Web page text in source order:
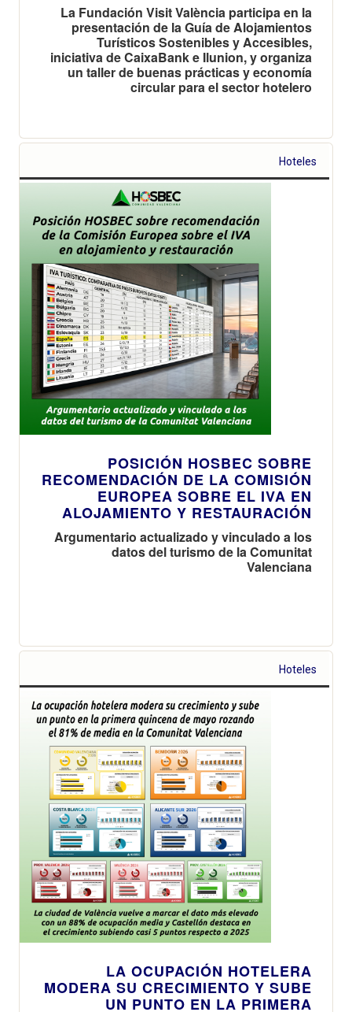
La Fundación Visit València participa en la
presentación de la Guía de Alojamientos
Turísticos Sostenibles y Accesibles,
iniciativa de CaixaBank e Ilunion, y organiza
un taller de buenas prácticas y economía
circular para el sector hotelero
Hoteles
POSICIÓN HOSBEC SOBRE
RECOMENDACIÓN DE LA COMISIÓN
EUROPEA SOBRE EL IVA EN
ALOJAMIENTO Y RESTAURACIÓN
Argumentario actualizado y vinculado a los
datos del turismo de la Comunitat
Valenciana
Hoteles
LA OCUPACIÓN HOTELERA
MODERA SU CRECIMIENTO Y SUBE
UN PUNTO EN LA PRIMERA